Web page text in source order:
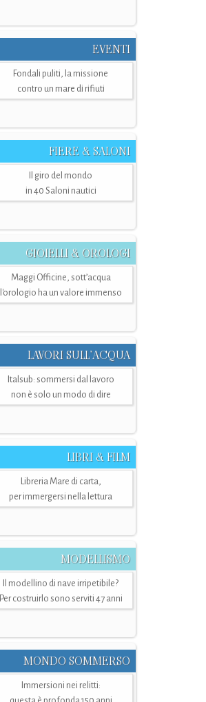
EVENTI
Fondali puliti, la missione
contro un mare di rifiuti
FIERE & SALONI
Il giro del mondo
in 40 Saloni nautici
GIOIELLI & OROLOGI
Maggi Officine, sott’acqua
l'orologio ha un valore immenso
LAVORI SULL’ACQUA
Italsub: sommersi dal lavoro
non è solo un modo di dire
LIBRI & FILM
Libreria Mare di carta,
per immergersi nella lettura
MODELLISMO
Il modellino di nave irripetibile?
Per costruirlo sono serviti 47 anni
MONDO SOMMERSO
Immersioni nei relitti: